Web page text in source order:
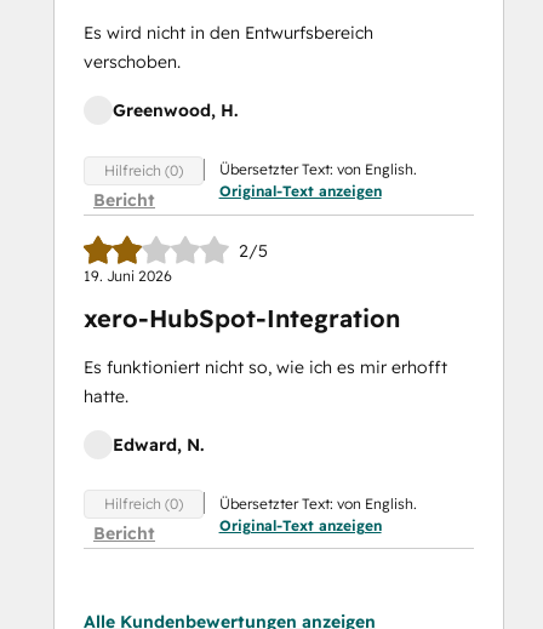
Es wird nicht in den Entwurfsbereich
verschoben.
Greenwood, H.
Hilfreich (0)
Bericht
Übersetzter Text: von English.
Original-Text anzeigen
2/5
19. Juni 2026
xero-HubSpot-Integration
Es funktioniert nicht so, wie ich es mir erhofft
hatte.
Edward, N.
Hilfreich (0)
Bericht
Übersetzter Text: von English.
Original-Text anzeigen
Alle Kundenbewertungen anzeigen